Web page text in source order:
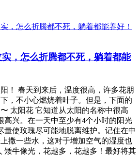
，怎么折腾都不死，躺着都能
！ 春天到来后，温度很高，许多花朋
，不小心燃烧着叶子。但是，下面的
太阳花 它知道从太阳的名称中很高
高兴。在一天中至少有4个小时的阳光
量使玫瑰尽可能地脱离维护。记住在中
撒一些水，这对于增加空气的湿度也
矮牛像光，花越多，花越多！最好将其